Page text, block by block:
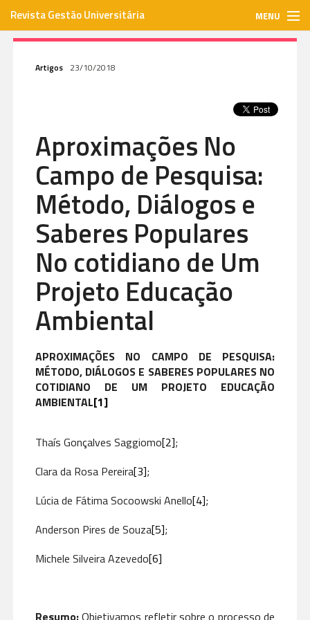
Revista Gestão Universitária MENU
Envie seu artigo
Assinar
Contato
Artigos 23/10/2018
Aproximações No
Campo de Pesquisa:
Método, Diálogos e
Saberes Populares
No cotidiano de Um
Projeto Educação
Ambiental
APROXIMAÇÕES NO CAMPO DE PESQUISA:
MÉTODO, DIÁLOGOS E SABERES POPULARES NO
COTIDIANO DE UM PROJETO EDUCAÇÃO
AMBIENTAL[1]
Thaís Gonçalves Saggiomo[2];
Clara da Rosa Pereira[3];
Lúcia de Fátima Socoowski Anello[4];
Anderson Pires de Souza[5];
Michele Silveira Azevedo[6]
Resumo:Objetivamos refletir sobre o processo de